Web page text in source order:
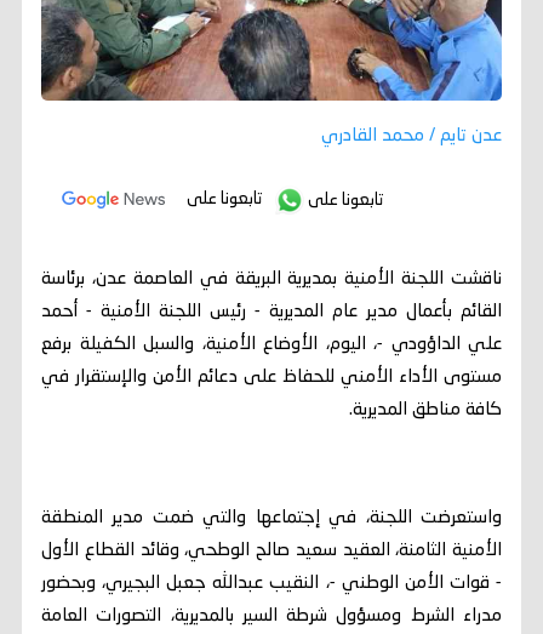
عدن تايم / محمد القادري
تابعونا على تابعونا على
ناقشت اللجنة الأمنية بمديرية البريقة في العاصمة عدن، برئاسة
القائم بأعمال مدير عام المديرية - رئيس اللجنة الأمنية - أحمد
علي الداؤودي -، اليوم، الأوضاع الأمنية، والسبل الكفيلة برفع
مستوى الأداء الأمني للحفاظ على دعائم الأمن والإستقرار في
كافة مناطق المديرية.
واستعرضت اللجنة، في إجتماعها والتي ضمت مدير المنطقة
الأمنية الثامنة، العقيد سعيد صالح الوطحي، وقائد القطاع الأول
- قوات الأمن الوطني -، النقيب عبدالله جعبل البجيري، وبحضور
مدراء الشرط ومسؤول شرطة السير بالمديرية، التصورات العامة